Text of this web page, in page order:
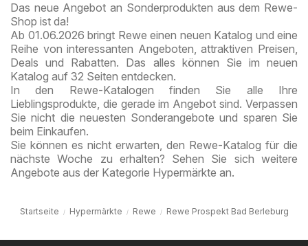
Das neue Angebot an Sonderprodukten aus dem Rewe-
Shop ist da!
Ab 01.06.2026 bringt Rewe einen neuen Katalog und eine
Reihe von interessanten Angeboten, attraktiven Preisen,
Deals und Rabatten. Das alles können Sie im neuen
Katalog auf 32 Seiten entdecken.
In den Rewe-Katalogen finden Sie alle Ihre
Lieblingsprodukte, die gerade im Angebot sind. Verpassen
Sie nicht die neuesten Sonderangebote und sparen Sie
beim Einkaufen.
Sie können es nicht erwarten, den Rewe-Katalog für die
nächste Woche zu erhalten? Sehen Sie sich weitere
Angebote aus der Kategorie Hypermärkte an.
Startseite Hypermärkte Rewe Rewe Prospekt Bad Berleburg